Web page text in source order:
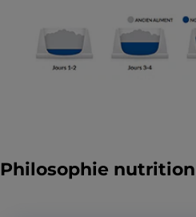
Philosophie